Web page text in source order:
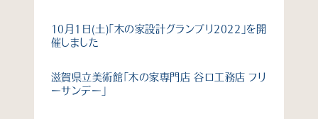
10月1日(土)「木の家設計グランプリ2022」を開
催しました
滋賀県立美術館「木の家専門店 谷口工務店 フリ
ーサンデー」